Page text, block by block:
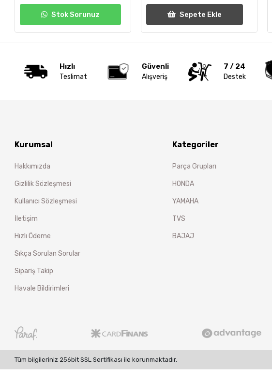
Stok Sorunuz Sepete Ekle
Hızlı
Teslimat
Güvenli
Alışveriş
7 / 24
Destek
Kurumsal
Hakkımızda
Gizlilik Sözleşmesi
Kullanıcı Sözleşmesi
İletişim
Hızlı Ödeme
Sıkça Sorulan Sorular
Sipariş Takip
Havale Bildirimleri
Kategoriler
Parça Grupları
HONDA
YAMAHA
TVS
BAJAJ
Tüm bilgileriniz 256bit SSL Sertifikası ile korunmaktadır.